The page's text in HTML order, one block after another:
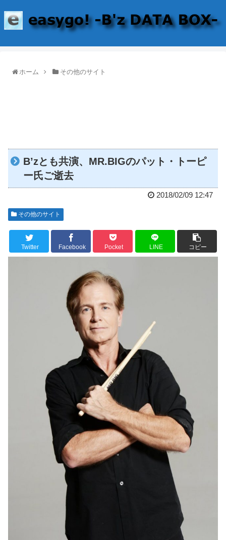
ホーム その他のサイト
B’zとも共演、MR.BIGのパット・トーピ
ー氏ご逝去
2018/02/09 12:47
その他のサイト
Twitter Facebook Pocket LINE コピー